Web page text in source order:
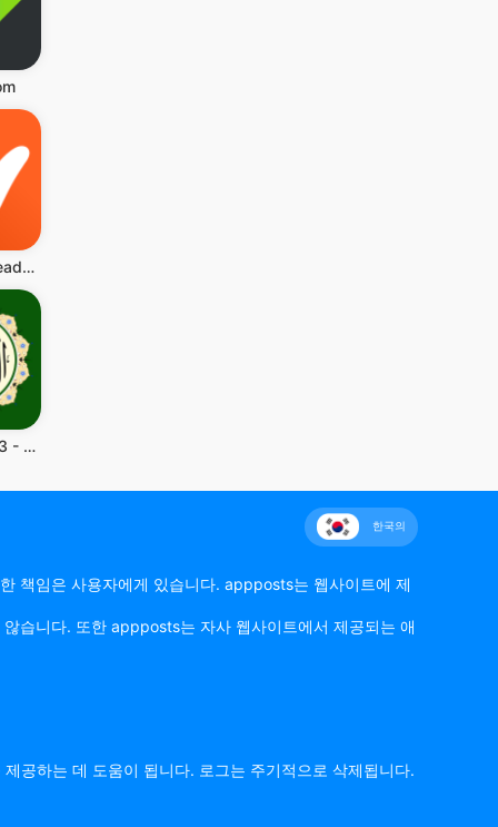
Wattpad - Read & Write Stories
Al Quran MP3 - القرآن الكريم
한국의
책임은 사용자에게 있습니다. appposts는 웹사이트에 제
습니다. 또한 appposts는 자사 웹사이트에서 제공되는 애
공하는 데 도움이 됩니다. 로그는 주기적으로 삭제됩니다.